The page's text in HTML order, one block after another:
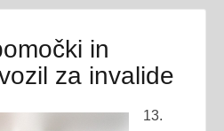
in
za invalide
13.